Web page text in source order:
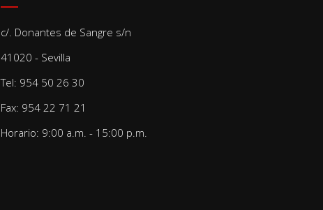
c/. Donantes de Sangre s/n
41020 - Sevilla
Tel: 954 50 26 30
Fax: 954 22 71 21
Horario: 9:00 a.m. - 15:00 p.m.